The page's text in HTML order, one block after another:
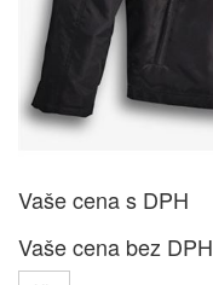
Vaše cena s DPH
Vaše cena bez DPH